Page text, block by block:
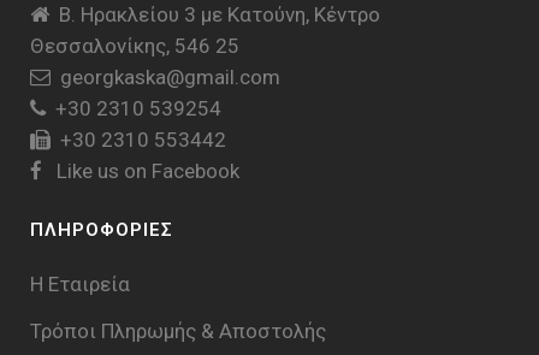
Β. Ηρακλείου 3 με Κατούνη, Κέντρο
Θεσσαλονίκης, 546 25
georgkaska@gmail.com
+30 2310 539254
+30 2310 553442
Like us on Facebook
ΠΛΗΡΟΦΟΡΙΕΣ
Η Εταιρεία
Τρόποι Πληρωμής & Aποστολής